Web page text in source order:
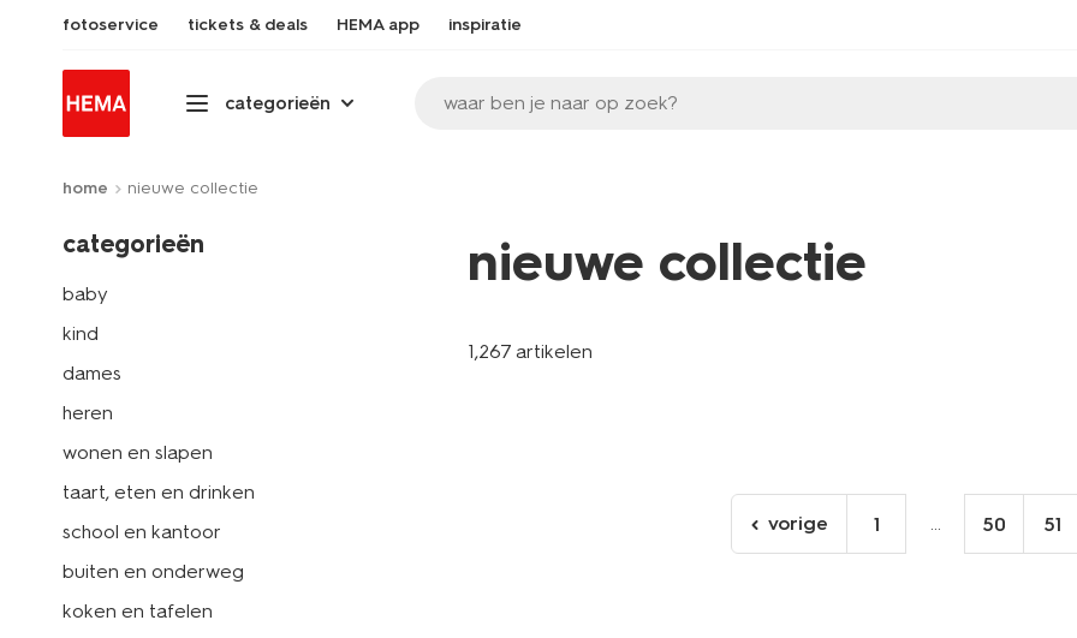
fotoservice tickets & deals HEMA app inspiratie
categorieën waar ben je naar op zoek?
home nieuwe collectie
categorieën
baby
kind
dames
heren
wonen en slapen
taart, eten en drinken
school en kantoor
buiten en onderweg
koken en tafelen
nieuwe collectie
1,267 artikelen
ga
naar
vorige 1 ... 50 51